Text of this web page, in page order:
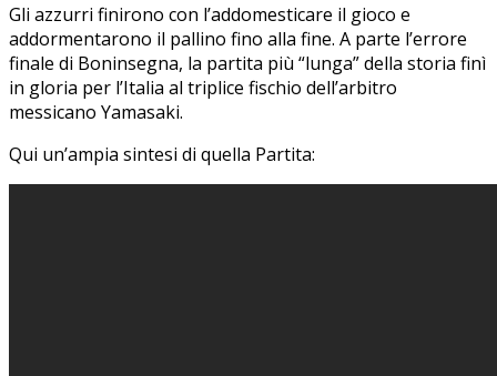
Gli azzurri finirono con l’addomesticare il gioco e
addormentarono il pallino fino alla fine. A parte l’errore
finale di Boninsegna, la partita più “lunga” della storia finì
in gloria per l’Italia al triplice fischio dell’arbitro
messicano Yamasaki.
Qui un’ampia sintesi di quella Partita: